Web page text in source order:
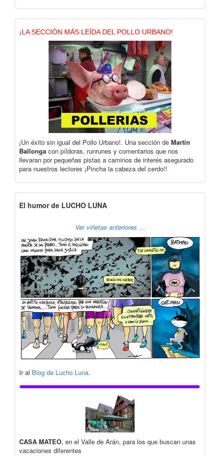
¡LA SECCIÓN MÁS LEÍDA DEL POLLO URBANO!
¡Un éxito sin igual del Pollo Urbano!. Una sección de Martín
Ballonga con píldoras, runrunes y comentarios que nos
llevaran por pequeñas pistas a caminos de interés asegurado
para nuestros lectores ¡Pincha la cabeza del cerdo!!
El humor de LUCHO LUNA
Ver viñetas anteriores …
Ir al Blog de Lucho Luna.
CASA MATEO, en el Valle de Arán, para los que buscan unas
vacaciones diferentes